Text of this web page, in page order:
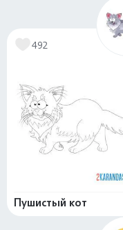
492
Пушистый кот